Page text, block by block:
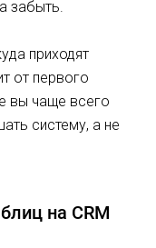
забыть.
приходят
от первого
вы чаще всего
систему, а не
на CRM